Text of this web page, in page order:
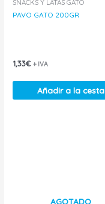
SNACKS Y LATAS GATO
PAVO GATO 200GR
1,33€ + IVA
Añadir a la cesta
AGOTADO